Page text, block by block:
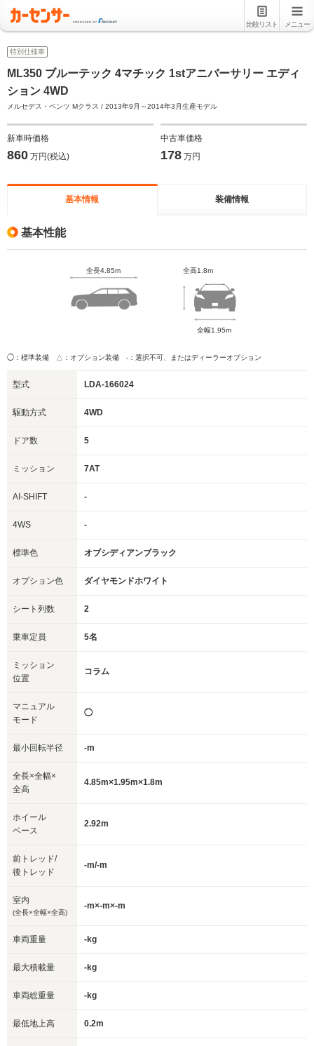
比較リスト メニュー
特別仕様車
ML350 ブルーテック 4マチック 1stアニバーサリー エディ
ション 4WD
メルセデス・ベンツ Mクラス / 2013年9月～2014年3月生産モデル
新車時価格
860 万円(税込)
中古車価格
178 万円
基本情報 装備情報
基本性能
全長4.85m 全高1.8m
全幅1.95m
◯：標準装備 △：オプション装備 -：選択不可、またはディーラーオプション
型式 LDA-166024
駆動方式 4WD
ドア数 5
ミッション 7AT
AI-SHIFT -
4WS -
標準色 オブシディアンブラック
オプション色 ダイヤモンドホワイト
シート列数 2
乗車定員 5名
ミッション
位置
コラム
マニュアル
モード
◯
最小回転半径 -m
全長×全幅×
全高
4.85m×1.95m×1.8m
ホイール
ベース
2.92m
前トレッド/
後トレッド
-m/-m
室内
(全長×全幅×全高)
-m×-m×-m
車両重量 -kg
最大積載量 -kg
車両総重量 -kg
最低地上高 0.2m